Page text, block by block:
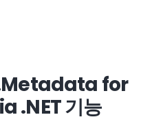
for
.NET 기능